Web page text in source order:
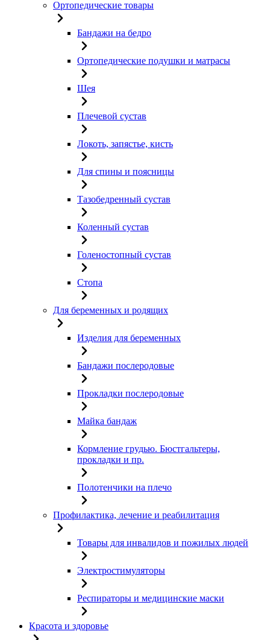
Ортопедические товары
Бандажи на бедро
Ортопедические подушки и матрасы
Шея
Плечевой сустав
Локоть, запястье, кисть
Для спины и поясницы
Тазобедренный сустав
Коленный сустав
Голеностопный сустав
Стопа
Для беременных и родящих
Изделия для беременных
Бандажи послеродовые
Прокладки послеродовые
Майка бандаж
Кормление грудью. Бюстгальтеры,
прокладки и пр.
Полотенчики на плечо
Профилактика, лечение и реабилитация
Товары для инвалидов и пожилых людей
Электростимуляторы
Респираторы и медицинские маски
Красота и здоровье